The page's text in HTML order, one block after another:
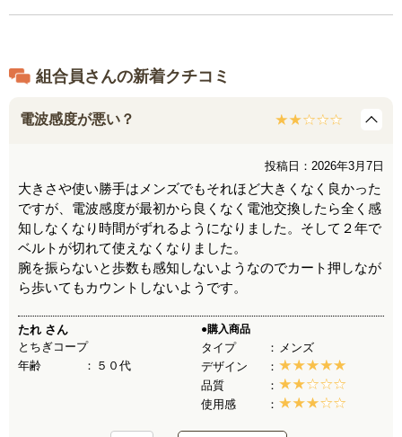
組合員さんの新着クチコミ
電波感度が悪い？
投稿日：2026年3月7日
大きさや使い勝手はメンズでもそれほど大きくなく良かった
ですが、電波感度が最初から良くなく電池交換したら全く感
知しなくなり時間がずれるようになりました。そして２年で
ベルトが切れて使えなくなりました。
腕を振らないと歩数も感知しないようなのでカート押しなが
ら歩いてもカウントしないようです。
たれ さん
とちぎコープ
年齢
５０代
●購入商品
タイプ
メンズ
デザイン
品質
使用感